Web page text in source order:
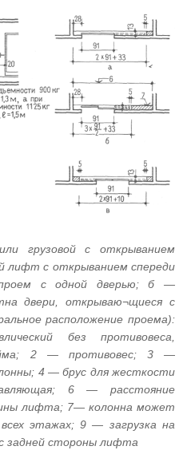
грузовой с открыванием
лифт с открыванием спереди
с одной дверью; б —
двери, открываю¬щиеся с
расположение проема):
без противовеса,
2 — противовес; 3 —
4 — брус для жесткости
6 — расстояние
лифта; 7— колонна может
этажах; 9 — загрузка на
задней стороны лифта